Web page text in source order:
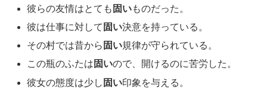
彼らの友情はとても 固いものだった。
彼は仕事に対して 固い決意を持っている。
その村では昔から 固い規律が守られている。
この瓶のふたは 固いので、開けるのに苦労した。
彼女の態度は少し 固い印象を与える。